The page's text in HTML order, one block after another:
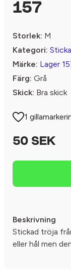
157
Storlek: M
Kategori:
Märke: Lager
Färg: Grå
Skick: Bra skick
1
50 SEK
Beskrivning
Stickad tröja
eller hål men